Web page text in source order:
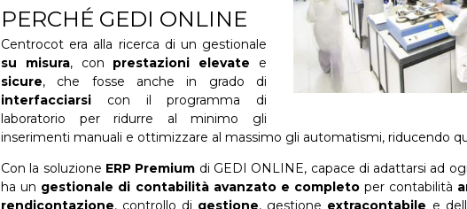
PERCHÉ GEDI ONLINE
Centrocot era alla ricerca di un gestionale
su misura, con prestazioni elevate e
sicure, che fosse anche in grado di
interfacciarsi con il programma di
laboratorio per ridurre al minimo gli
inserimenti manuali e ottimizzare al massimo gli automatismi, riducendo
Con la soluzione ERP Premium di GEDI ONLINE, capace di adattarsi ad
ha un gestionale di contabilità avanzato e completo per contabilità
rendicontazione, controllo di gestione, gestione extracontabile e